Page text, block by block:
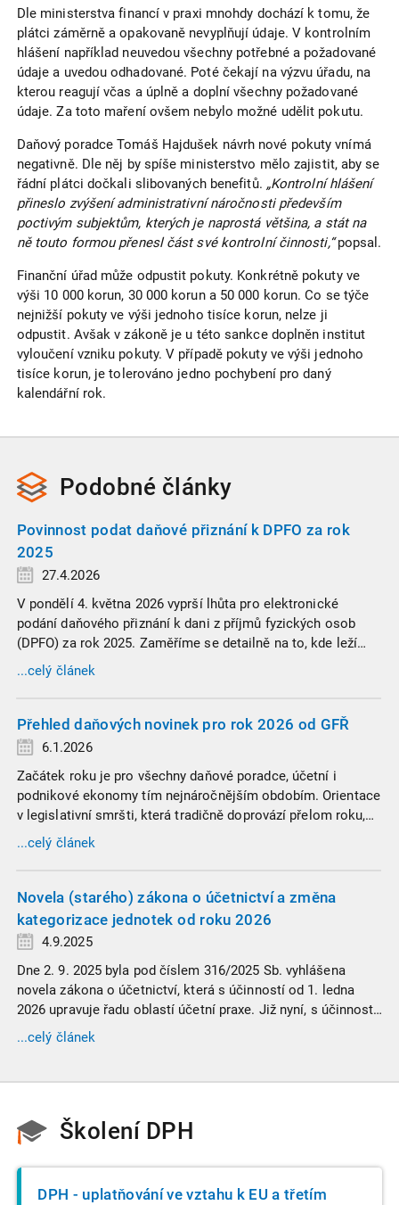
Dle ministerstva financí v praxi mnohdy dochází k tomu, že
plátci záměrně a opakovaně nevyplňují údaje. V kontrolním
hlášení například neuvedou všechny potřebné a požadované
údaje a uvedou odhadované. Poté čekají na výzvu úřadu, na
kterou reagují včas a úplně a doplní všechny požadované
údaje. Za toto maření ovšem nebylo možné udělit pokutu.
Daňový poradce Tomáš Hajdušek návrh nové pokuty vnímá
negativně. Dle něj by spíše ministerstvo mělo zajistit, aby se
řádní plátci dočkali slibovaných benefitů. „Kontrolní hlášení
přineslo zvýšení administrativní náročnosti především
poctivým subjektům, kterých je naprostá většina, a stát na
ně touto formou přenesl část své kontrolní činnosti,“popsal.
Finanční úřad může odpustit pokuty. Konkrétně pokuty ve
výši 10 000 korun, 30 000 korun a 50 000 korun. Co se týče
nejnižší pokuty ve výši jednoho tisíce korun, nelze ji
odpustit. Avšak v zákoně je u této sankce doplněn institut
vyloučení vzniku pokuty. V případě pokuty ve výši jednoho
tisíce korun, je tolerováno jedno pochybení pro daný
kalendářní rok.
Podobné články
Povinnost podat daňové přiznání k DPFO za rok
2025
27.4.2026
V pondělí 4. května 2026 vyprší lhůta pro elektronické
podání daňového přiznání k dani z příjmů fyzických osob
(DPFO) za rok 2025. Zaměříme se detailně na to, kde leží
hranice povinnosti přiznání podat, jaké jsou nejčastější
chytáky v soubězích příjmů a na co si dát v roce 2026
...celý článek
Přehled daňových novinek pro rok 2026 od GFŘ
6.1.2026
Začátek roku je pro všechny daňové poradce, účetní i
podnikové ekonomy tím nejnáročnějším obdobím. Orientace
v legislativní smršti, která tradičně doprovází přelom roku,
vyžaduje nastudovat všechny novely a doprovodné
informace. Generální finanční ředitelství (GFŘ) zveřejnilo
žádného daňového profesionála.
...celý článek
Novela (starého) zákona o účetnictví a změna
kategorizace jednotek od roku 2026
4.9.2025
Dne 2. 9. 2025 byla pod číslem 316/2025 Sb. vyhlášena
novela zákona o účetnictví, která s účinností od 1. ledna
2026 upravuje řadu oblastí účetní praxe. Již nyní, s účinností
od 3. září 2025, platí nová, zvýšená kritéria pro zařazení firem
do velikostních a použijí se zpětně již pro účetní období
...celý článek
Školení DPH
DPH - uplatňování ve vztahu k EU a třetím